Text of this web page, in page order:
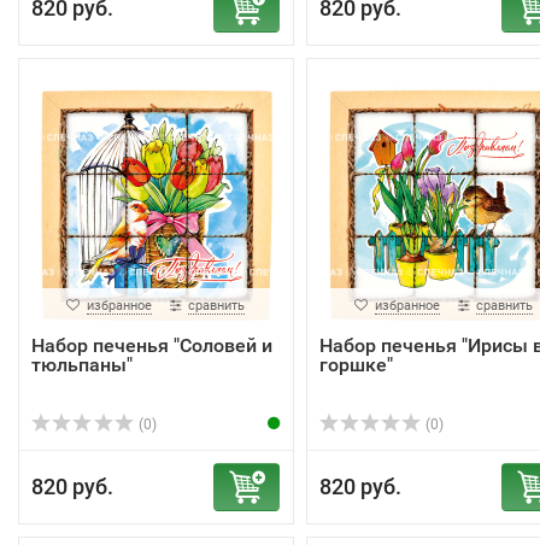
820 руб. 820 руб.
избранное сравнить
Набор печенья "Соловей и
тюльпаны"
(0)
820 руб.
избранное сравнить
Набор печенья "Ирисы
горшке"
(0)
820 руб.